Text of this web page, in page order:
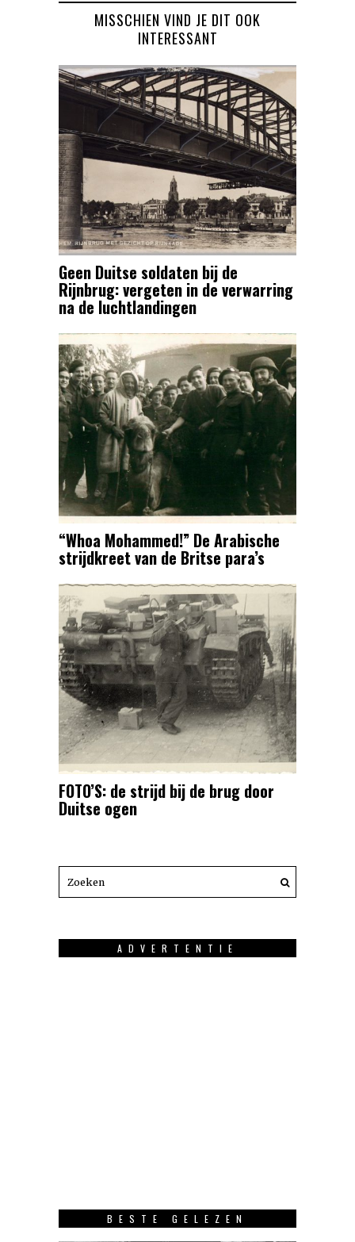
MISSCHIEN VIND JE DIT OOK
INTERESSANT
Geen Duitse soldaten bij de
Rijnbrug: vergeten in de verwarring
na de luchtlandingen
“Whoa Mohammed!” De Arabische
strijdkreet van de Britse para’s
FOTO’S: de strijd bij de brug door
Duitse ogen
ADVERTENTIE
BESTE GELEZEN